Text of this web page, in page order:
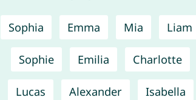
Sophia Emma Mia Liam
Sophie Emilia Charlotte
Lucas Alexander Isabella